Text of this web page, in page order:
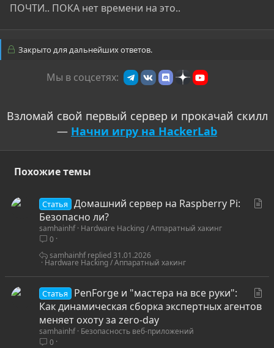
ПОЧТИ.. ПОКА нет времени на это..
Закрыто для дальнейших ответов.
Мы в соцсетях:
Взломай свой первый сервер и прокачай скилл
— Начни игру на HackerLab
Похожие темы
Статья
Домашний сервер на Raspberry Pi:
Безопасно ли?
samhainhf Hardware Hacking / Аппаратный хакинг
0
Hardware Hacking / Аппаратный хакинг
31.01.2026
samhainhf
Статья
PenForge и "мастера на все руки":
Как динамическая сборка экспертных агентов
меняет охоту за zero-day
samhainhf Безопасность веб-приложений
0